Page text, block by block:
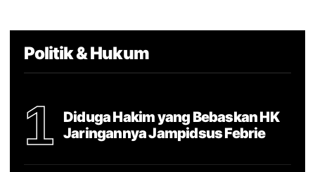
Politik & Hukum
1
Diduga Hakim yang Bebaskan HK
Jaringannya Jampidsus Febrie